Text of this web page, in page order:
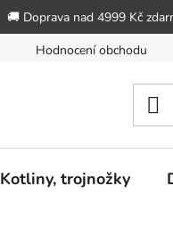
🚚 Doprava nad 4999 Kč
Hodnocení obchodu
Kotliny, trojnožky